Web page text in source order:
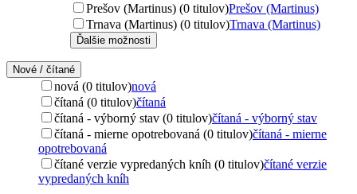
Prešov (Martinus) (0 titulov)Prešov (Martinus)
Trnava (Martinus) (0 titulov)Trnava (Martinus)
Ďalšie možnosti
Nové / čítané
nová (0 titulov)nová
čítaná (0 titulov)čítaná
čítaná - výborný stav (0 titulov)čítaná - výborný stav
čítaná - mierne opotrebovaná (0 titulov)čítaná - mierne
opotrebovaná
čítané verzie vypredaných kníh (0 titulov)čítané verzie
vypredaných kníh